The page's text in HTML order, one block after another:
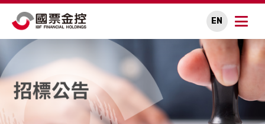
EN
於國票金控
續專區
司治理